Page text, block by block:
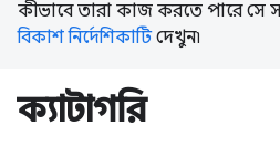
কীভাবে তারা কাজ করতে পারে সে
বিকাশ নির্দেশিকাটিদেখুন৷
ক্যাটাগরি